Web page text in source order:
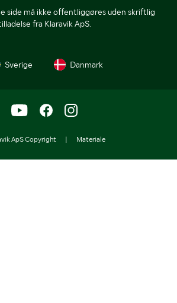
side må ikke offentliggøres uden skriftlig
fra Klaravik ApS.
Sverige Danmark
ApS Copyright | Materiale